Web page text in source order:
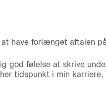
have forlænget aftalen
god følelse at skrive
tidspunkt i min karriere,